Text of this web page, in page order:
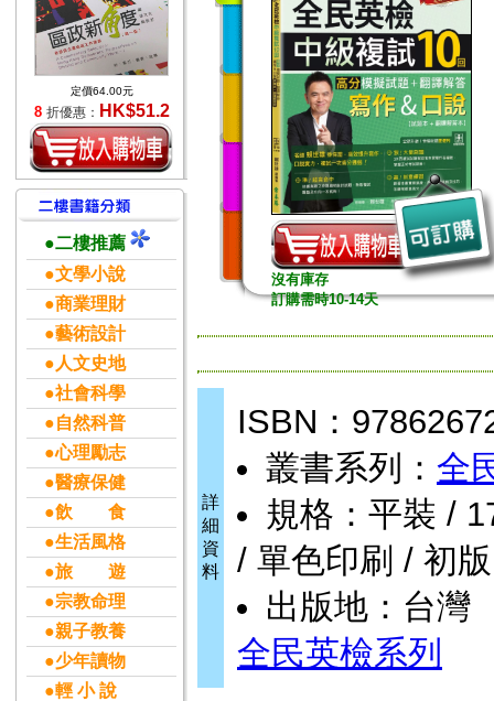
定價64.00元
8 折優惠： HK$51.2
●二樓推薦
●文學小說
●商業理財
●藝術設計
●人文史地
●社會科學
●自然科普
●心理勵志
●醫療保健
●飲 食
●生活風格
●旅 遊
●宗教命理
●親子教養
●少年讀物
●輕 小 說
沒有庫存
訂購需時10-14天
詳
細
資
料
ISBN：
叢書系列： 全
規格：平裝 /
/ 單色印刷 / 初版
出版地：台灣
全民英檢系列